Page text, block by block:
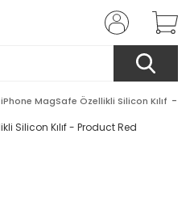
iPhone MagSafe Özellikli Silicon Kılıf